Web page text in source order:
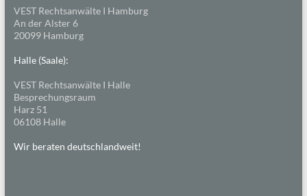
VEST Rechtsanwälte I Hamburg
An der Alster 6
20099 Hamburg
Halle (Saale):
VEST Rechtsanwälte I Halle
Besprechungsraum
Harz 51
06108 Halle
Wir beraten deutschlandweit!